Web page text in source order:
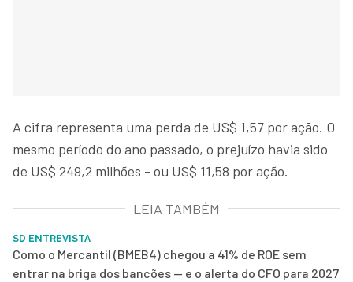
A cifra representa uma perda de US$ 1,57 por ação. O
mesmo período do ano passado, o prejuízo havia sido
de US$ 249,2 milhões - ou US$ 11,58 por ação.
LEIA TAMBÉM
SD ENTREVISTA
Como o Mercantil (BMEB4) chegou a 41% de ROE sem
entrar na briga dos bancões — e o alerta do CFO para 2027